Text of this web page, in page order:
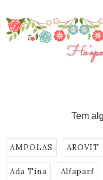
Tem
AMPOLAS AROVIT
Ada Tina Alfaparf